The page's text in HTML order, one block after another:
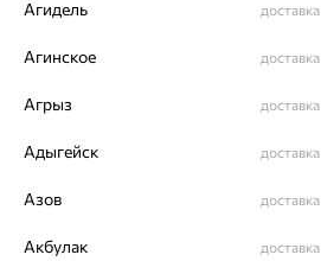
Агидель доставка
Агинское доставка
Агрыз доставка
Адыгейск доставка
Азов доставка
Акбулак доставка